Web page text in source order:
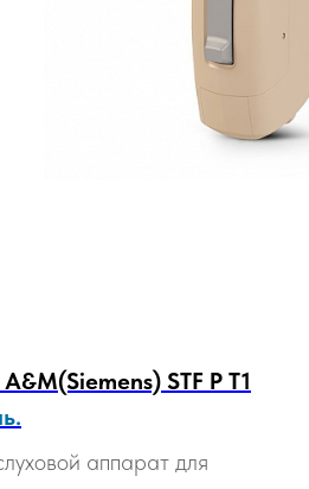
STF P T1
аппарат для